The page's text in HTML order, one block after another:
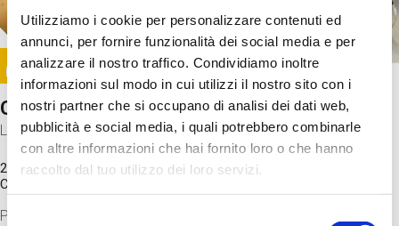
Utilizziamo i cookie per personalizzare contenuti ed
annunci, per fornire funzionalità dei social media e per
analizzare il nostro traffico. Condividiamo inoltre
informazioni sul modo in cui utilizzi il nostro sito con i
nostri partner che si occupano di analisi dei dati web,
pubblicità e social media, i quali potrebbero combinarle
con altre informazioni che hai fornito loro o che hanno
raccolto dal tuo utilizzo dei loro servizi.
Selezione
Image
SUNDAY@STEP
Come funziona il cervello?
Laboratorio
20 Set 2026 / 11:15 - 13:00
Costo
Proveremo a costruire un cervello in cartoncino cercando di